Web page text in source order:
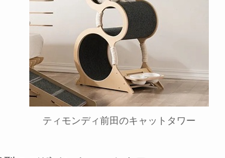
ティモンディ前田のキャットタワー